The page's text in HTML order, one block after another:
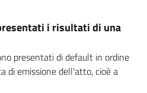
i risultati di una
presentati di default in ordine
di emissione dell'atto, cioè a